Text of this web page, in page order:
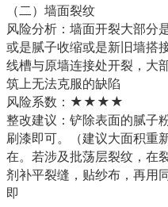
（二）墙面裂纹
风险分析：墙面开裂大部分
或是腻子收缩或是新旧墙搭
线槽与原墙连接处开裂，大
筑上无法克服的缺陷
风险系数：★★★★
整改建议：铲除表面的腻子
刷漆即可。（建议大面积重
在。若涉及批荡层裂纹，在
剂补平裂缝，贴纱布，再用
即